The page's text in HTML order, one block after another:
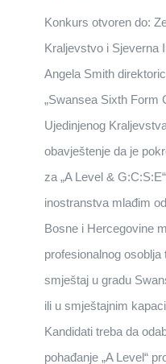
Konkurs otvoren do:
Kraljevstvo i Sjeverna
Angela Smith
„Swansea Sixth Form
Ujedinjenog
obavještenje da je
za „A Level &
inostranstva mlađim
Bosne i Hercegovine
profesionalnog
smještaj u gradu
ili u smještajnim
Kandidati treba da
pohađanje „A Level“